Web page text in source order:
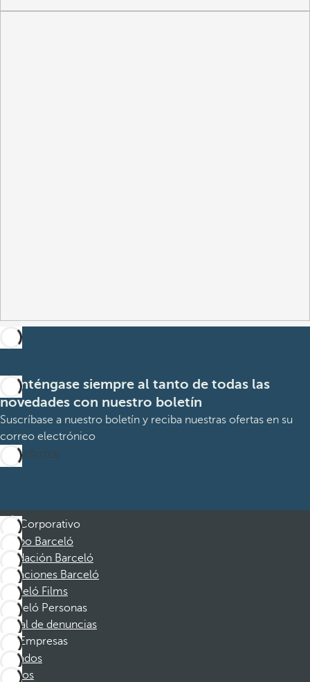
Manténgase siempre al tanto de todas las
novedades con nuestro boletín
Suscríbase a nuestro boletín y reciba nuestras ofertas en su
correo electrónico
Suscribirme
Corporativo
Grupo Barceló
Fundación Barceló
Vacaciones Barceló
Barceló Films
Barceló Personas
Canal de denuncias
Empresas
Afiliados
Socios